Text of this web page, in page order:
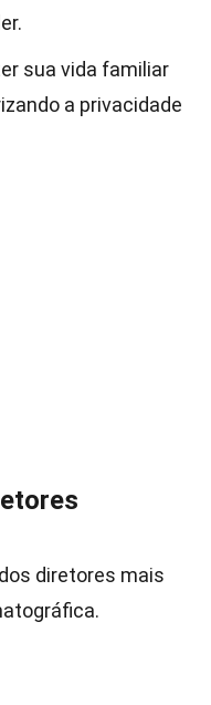
sua vida familiar
a privacidade
diretores mais